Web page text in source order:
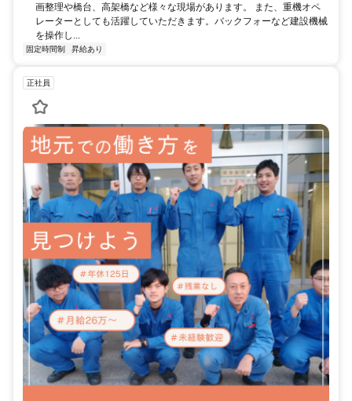
画整理や橋台、高架橋など様々な現場があります。 また、重機オペ
レーターとしても活躍していただきます。バックフォーなど建設機械
を操作し...
固定時間制 昇給あり
正社員